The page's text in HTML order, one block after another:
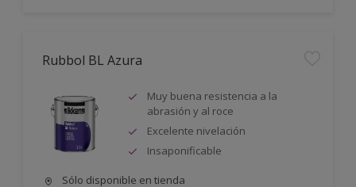
Rubbol BL Azura
Muy buena resistencia a la
abrasión y al roce
Excelente nivelación
Insaponificable
Sólo disponible en tienda